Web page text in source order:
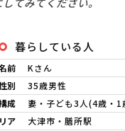
暮らしている人
前
Kさん
別
35歳男性
成
妻・子ども3人(4歳・1
ア
大津市・膳所駅